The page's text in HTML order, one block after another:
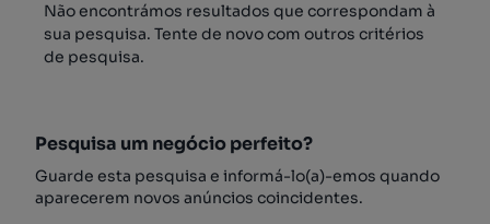
Não encontrámos resultados que correspondam à
sua pesquisa. Tente de novo com outros critérios
de pesquisa.
Pesquisa um negócio perfeito?
Guarde esta pesquisa e informá-lo(a)-emos quando
aparecerem novos anúncios coincidentes.